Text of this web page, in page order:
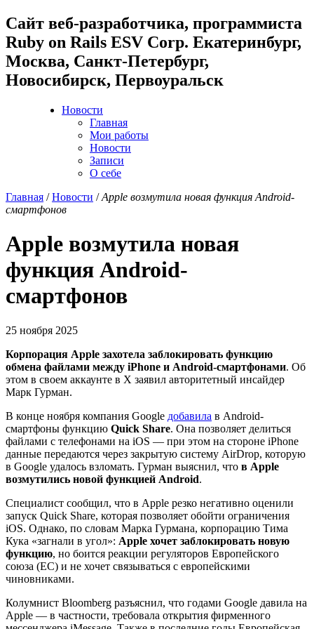
Cайт веб-разработчика, программиста
Ruby on Rails ESV Corp. Екатеринбург,
Москва, Санкт-Петербург,
Новосибирск, Первоуральск
Новости
Главная
Мои работы
Новости
Записи
О себе
Главная /Новости /Apple возмутила новая функция Android-
смартфонов
Apple возмутила новая
функция Android-
смартфонов
25 ноября 2025
Корпорация Apple захотела заблокировать функцию
обмена файлами между iPhone и Android-смартфонами. Об
этом в своем аккаунте в X заявил авторитетный инсайдер
Марк Гурман.
В конце ноября компания Google добавила в Android-
смартфоны функцию Quick Share. Она позволяет делиться
файлами с телефонами на iOS — при этом на стороне iPhone
данные передаются через закрытую систему AirDrop, которую
в Google удалось взломать. Гурман выяснил, что в Apple
возмутились новой функцией Android.
Специалист сообщил, что в Apple резко негативно оценили
запуск Quick Share, которая позволяет обойти ограничения
iOS. Однако, по словам Марка Гурмана, корпорацию Тима
Кука «загнали в угол»: Apple хочет заблокировать новую
функцию, но боится реакции регуляторов Европейского
союза (ЕС) и не хочет связываться с европейскими
чиновниками.
Колумнист Bloomberg разъяснил, что годами Google давила на
Apple — в частности, требовала открытия фирменного